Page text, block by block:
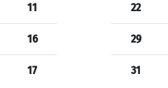
11
16
17
22
29
31